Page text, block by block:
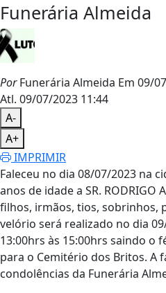
Funerária Almeida
PorFunerária Almeida Em 09/
Atl. 09/07/2023 11:44
A-
A+
IMPRIMIR
Faleceu no dia 08/07/2023 na
anos de idade a SR. RODRIGO
filhos, irmãos, tios, sobrinhos,
velório será realizado no dia
13:00hrs às 15:00hrs saindo o
para o Cemitério dos Britos. A
condolências da Funerária